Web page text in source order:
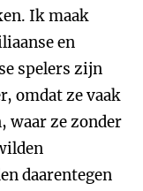
Ik maak
en
spelers zijn
omdat ze vaak
waar ze zonder
daarentegen